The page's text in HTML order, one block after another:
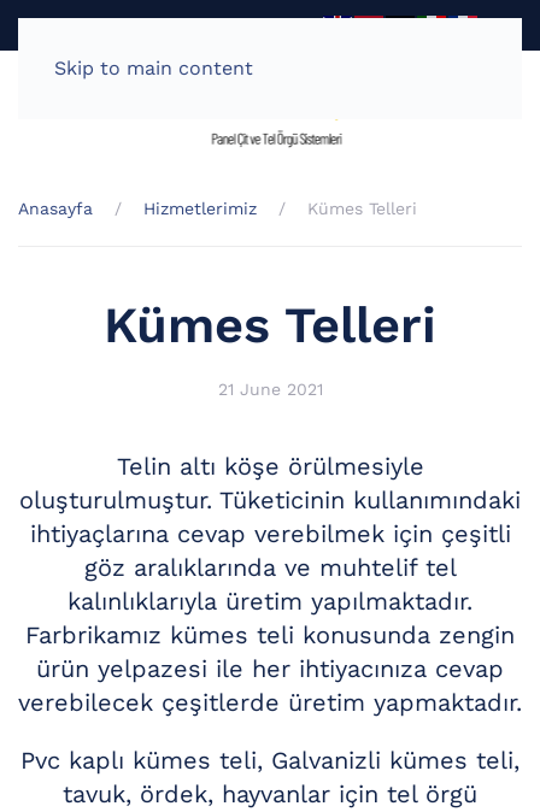
Skip to main content
Teklif - Al 0 538 722 67 40
Anasayfa Hizmetlerimiz Kümes Telleri
Kümes Telleri
21 June 2021
Telin altı köşe örülmesiyle
oluşturulmuştur. Tüketicinin kullanımındaki
ihtiyaçlarına cevap verebilmek için çeşitli
göz aralıklarında ve muhtelif tel
kalınlıklarıyla üretim yapılmaktadır.
Farbrikamız kümes teli konusunda zengin
ürün yelpazesi ile her ihtiyacınıza cevap
verebilecek çeşitlerde üretim yapmaktadır.
Pvc kaplı kümes teli, Galvanizli kümes teli,
tavuk, ördek, hayvanlar için tel örgü